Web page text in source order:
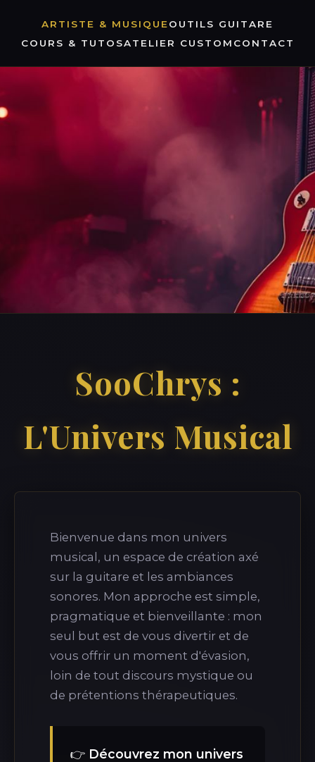
ARTISTE & MUSIQUE OUTILS GUITARE
COURS & TUTOSATELIER CUSTOM CONTACT
SooChrys :
L'Univers Musical
Bienvenue dans mon univers
musical, un espace de création axé
sur la guitare et les ambiances
sonores. Mon approche est simple,
pragmatique et bienveillante : mon
seul but est de vous divertir et de
vous offrir un moment d'évasion,
loin de tout discours mystique ou
de prétentions thérapeutiques.
👉 Découvrez mon univers